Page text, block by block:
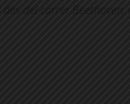
del carrer